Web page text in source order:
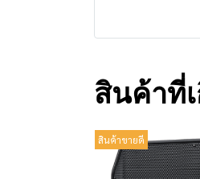
สินค้าที่
สินค้าขายดี